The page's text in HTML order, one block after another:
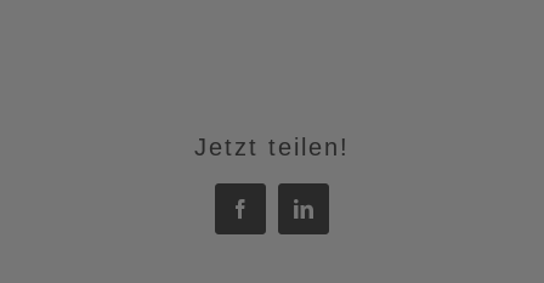
Jetzt teilen!
FacebookLinkedIn